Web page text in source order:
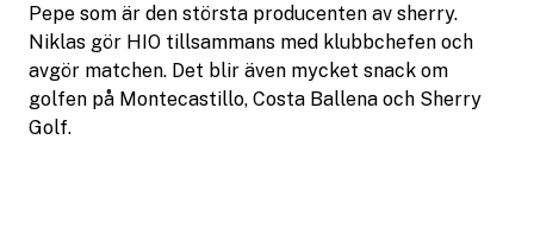
Pepe som är den största producenten av sherry.
Niklas gör HIO tillsammans med klubbchefen och
avgör matchen. Det blir även mycket snack om
golfen på Montecastillo, Costa Ballena och Sherry
Golf.